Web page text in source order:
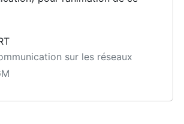
sur les réseaux